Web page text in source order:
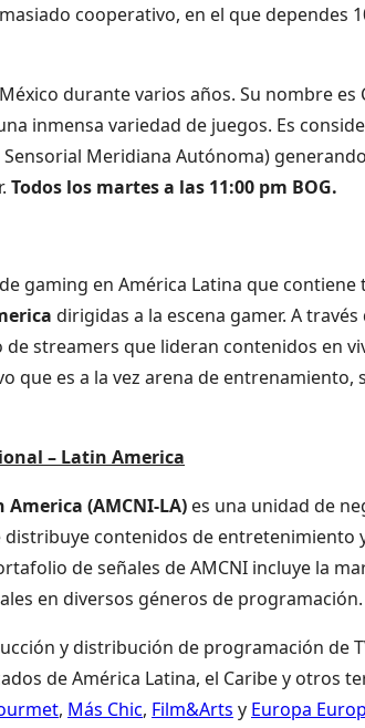
cooperativo, en el que dependes
durante varios años. Su nombre es
inmensa variedad de juegos. Es
Sensorial Meridiana Autónoma)
Todos los martes a las 11:00 pm BOG.
gaming en América Latina que contiene
dirigidas a la escena gamer. A
streamers que lideran contenidos en
que es a la vez arena de
– Latin America
(AMCNI-LA) es una unidad de
contenidos de entretenimiento
de señales de AMCNI incluye la
en diversos géneros de programación.
y distribución de programación de
de América Latina, el Caribe y otros
, Más Chic, Film&Arts y Europa